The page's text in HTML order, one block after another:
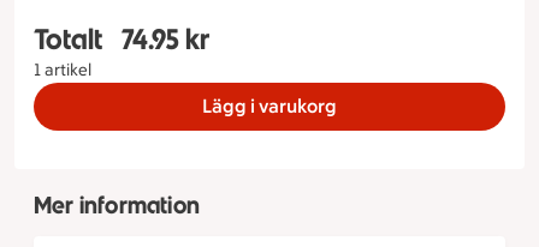
Totalt
1 artikel
Totalt 1 stycken Vegansk Tallrik, 74.95 kronor
74.95 kr
Lägg i varukorg
Mer information